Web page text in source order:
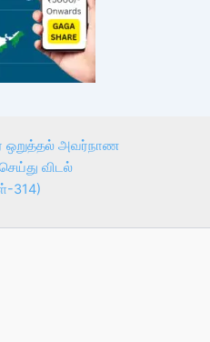
அவர்நாண
விடல்
314)